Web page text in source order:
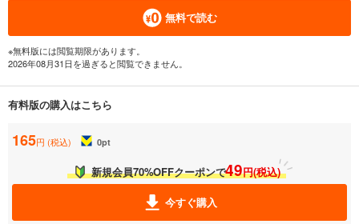
無料で読む
※無料版には閲覧期限があります。
2026年08月31日を過ぎると閲覧できません。
有料版の購入はこちら
165円 (税込) 0pt
新規会員70%OFFクーポンで49円(税込)
今すぐ購入